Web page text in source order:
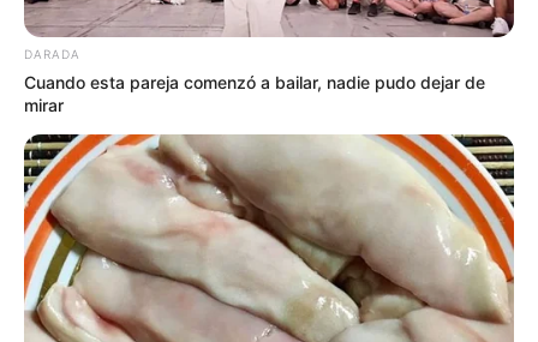
DARADA
Cuando esta pareja comenzó a bailar, nadie pudo dejar de
mirar